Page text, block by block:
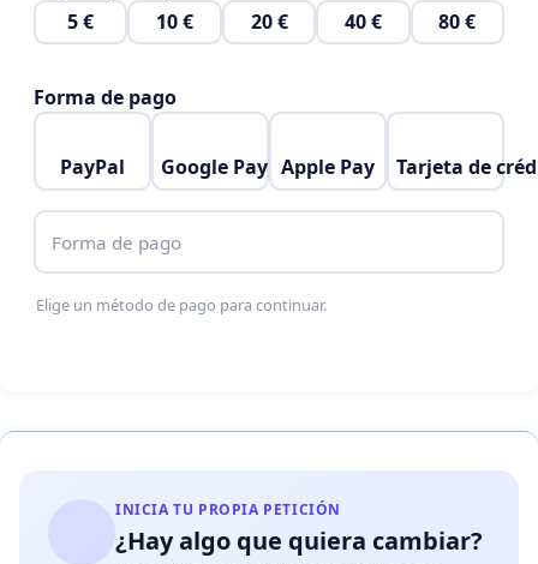
5 €
10 € 20 € 40 € 80 €
Forma de pago
PayPal Google Pay Apple Pay Tarjeta de
Forma de pago
Elige un método de pago para continuar.
INICIA TU PROPIA PETICIÓN
¿Hay algo que quiera cambiar?